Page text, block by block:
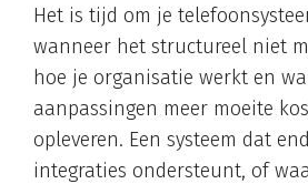
Het is tijd om je
wanneer het structureel niet
hoe je organisatie werkt en
aanpassingen meer moeite
opleveren. Een systeem dat
integraties ondersteunt, of